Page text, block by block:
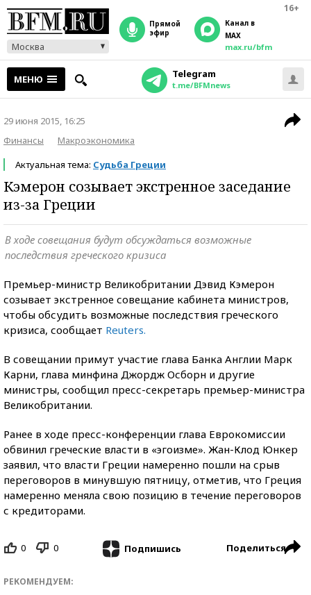
16+
Москва
прямой
эфир
Канал в
MAX
max.ru/bfm
МЕНЮ Telegram
t.me/BFMnews
29 июня 2015, 16:25
Финансы
Макроэкономика
Актуальная тема: Судьба Греции
Кэмерон созывает экстренное заседание
из-за Греции
В ходе совещания будут обсуждаться возможные
последствия греческого кризиса
Премьер-министр Великобритании Дэвид Кэмерон
созывает экстренное совещание кабинета министров,
чтобы обсудить возможные последствия греческого
кризиса, сообщает Reuters.
В совещании примут участие глава Банка Англии Марк
Карни, глава минфина Джордж Осборн и другие
министры, сообщил пресс-секретарь премьер-министра
Великобритании.
Ранее в ходе пресс-конференции глава Еврокомиссии
обвинил греческие власти в «эгоизме». Жан-Клод Юнкер
заявил, что власти Греции намеренно пошли на срыв
переговоров в минувшую пятницу, отметив, что Греция
намеренно меняла свою позицию в течение переговоров
с кредиторами.
0 0 Подпишись Поделиться
РЕКОМЕНДУЕМ: